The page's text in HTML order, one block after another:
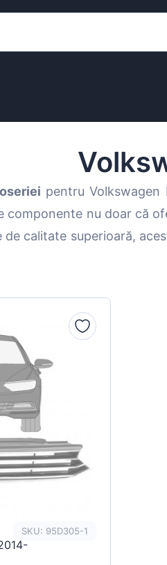
Hyundai
Mazda
Mercedes-Benz
Renault
Seat
Tesla
Toyota
pentru Volkswagen
componente nu doar că
calitate superioară,
SKU: 95D305-1